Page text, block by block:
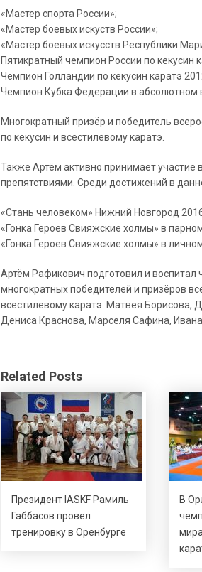
«Мастер спорта России»;
«Мастер боевых искуств России»;
«Мастер боевых искусств Республики
Пятикратный чемпион России по кекусин
Чемпион Голландии по кекусин каратэ
Чемпион Кубка Федерации в абсолютном
Многократный призёр и победитель
по кекусин и всестилевому каратэ.
Также Артём активно принимает участие
препятствиями. Среди достижений в
«Стань человеком» Нижний Новгород
«Гонка Героев Свияжские холмы» в
«Гонка Героев Свияжские холмы» в
Артём Рафикович подготовил и
многократных победителей и призёров
всестилевому каратэ: Матвея
Дениса Краснова, Марселя Сафина,
Related Posts
Президент IASKF Рамиль
Габбасов провел
тренировку в Оренбурге
В